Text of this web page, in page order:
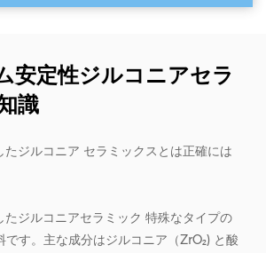
安定性ジルコニアセラ
識
ジルコニア セラミックスとは正確には
ジルコニアセラミック 特殊なタイプの
す。主な成分はジルコニア（ZrO₂) と酸